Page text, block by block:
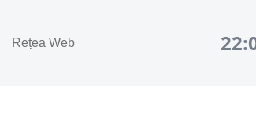
Rețea Web